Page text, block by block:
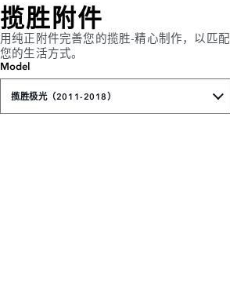
揽胜附件
用纯正附件完善您的揽胜-精心制作，以匹配
您的生活方式。
Model
揽胜极光（2011-2018）